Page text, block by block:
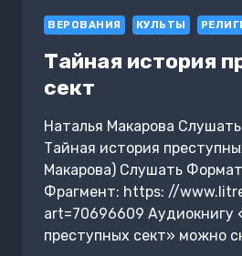
Г.
ВЕРОВАНИЯ КУЛЬТЫ
Тайная история
сект
Наталья Макарова
Тайная история
Макарова) Слушать
Фрагмент: https: //
art=70696609 Аудиокнигу
преступных сект» можно